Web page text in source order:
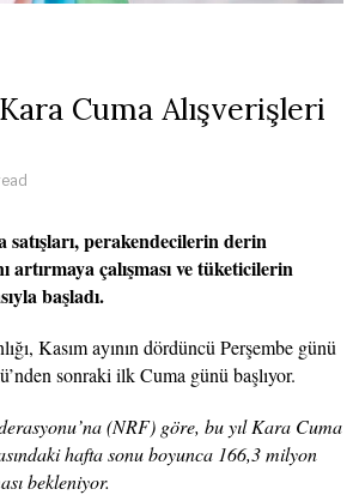
Cuma Alışverişleri
satışları, perakendecilerin derin
çalışması ve tüketicilerin
başladı.
Kasım ayının dördüncü Perşembe günü
sonraki ilk Cuma günü başlıyor.
(NRF) göre, bu yıl Kara Cuma
hafta sonu boyunca 166,3 milyon
bekleniyor.